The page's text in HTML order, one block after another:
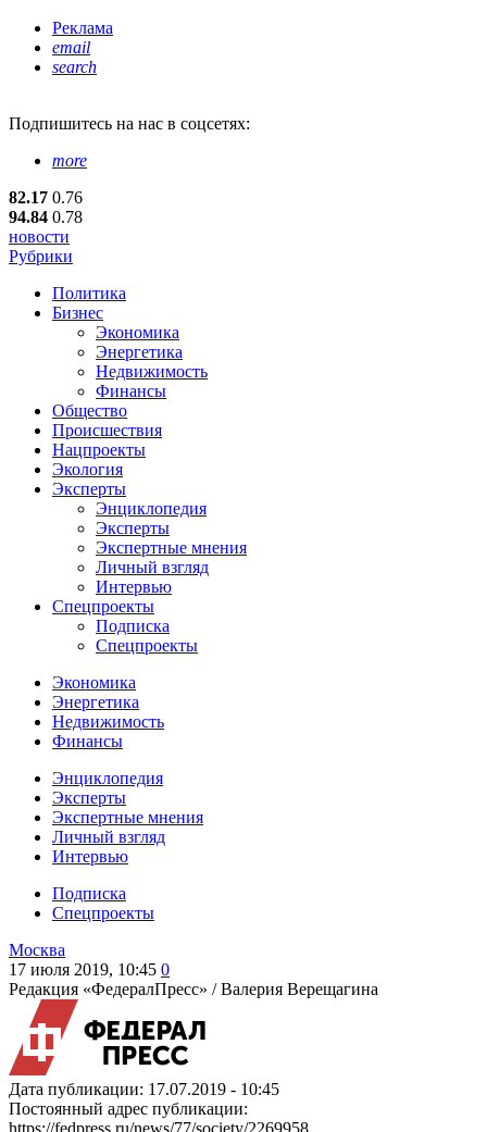
Реклама
email
search
Подпишитесь на нас в соцсетях:
more
82.17 0.76
94.84 0.78
новости
Рубрики
Политика
Бизнес
Экономика
Энергетика
Недвижимость
Финансы
Общество
Происшествия
Нацпроекты
Экология
Эксперты
Энциклопедия
Эксперты
Экспертные мнения
Личный взгляд
Интервью
Спецпроекты
Подписка
Спецпроекты
Экономика
Энергетика
Недвижимость
Финансы
Энциклопедия
Эксперты
Экспертные мнения
Личный взгляд
Интервью
Подписка
Спецпроекты
Москва
17 июля 2019, 10:45 0
Редакция «ФедералПресс» /Валерия Верещагина
Дата публикации: 17.07.2019 - 10:45
Постоянный адрес публикации:
https://fedpress.ru/news/77/society/2269958